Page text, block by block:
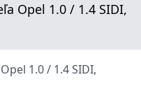
Opel 1.0 / 1.4 SIDI,